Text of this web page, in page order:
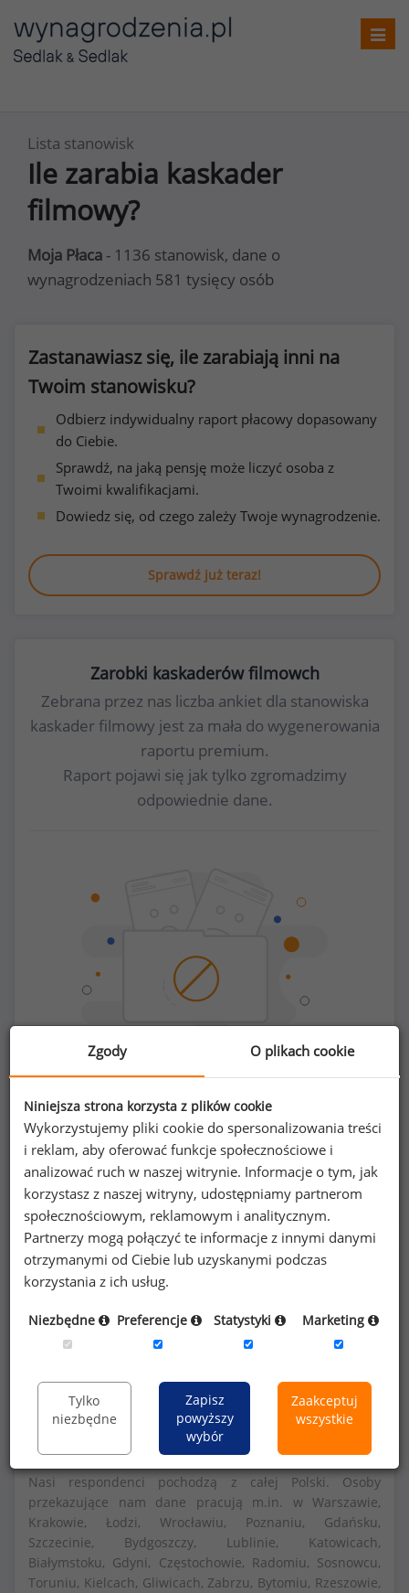
Lista stanowisk
Ile zarabia kaskader
filmowy?
Moja Płaca - 1136 stanowisk, dane o
wynagrodzeniach 581 tysięcy osób
Zastanawiasz się, ile zarabiają inni na
Twoim stanowisku?
Odbierz indywidualny raport płacowy dopasowany
do Ciebie.
Sprawdź, na jaką pensję może liczyć osoba z
Twoimi kwalifikacjami.
Dowiedz się, od czego zależy Twoje wynagrodzenie.
Sprawdź już teraz!
Zarobki kaskaderów filmowch
Zebrana przez nas liczba ankiet dla stanowiska
kaskader filmowy jest za mała do wygenerowania
raportu premium.
Raport pojawi się jak tylko zgromadzimy
odpowiednie dane.
Chcesz porównać swoje zarobki z innymi?
Sprawdź ile powinieneś zarabiać
Szczegółowe dane o wynagrodzeniach na 840
portalu wynagrodzenia.pl
Dowiedz się więcej
Nasi respondenci pochodzą z całej Polski. Osoby
przekazujące nam dane pracują m.in. w Warszawie,
Krakowie, Łodzi, Wrocławiu, Poznaniu, Gdańsku,
Szczecinie, Bydgoszczy, Lublinie, Katowicach,
Białymstoku, Gdyni, Częstochowie, Radomiu, Sosnowcu,
Toruniu, Kielcach, Gliwicach, Zabrzu, Bytomiu, Rzeszowie,
Zgody O plikach cookie
Niniejsza strona korzysta z plików cookie
Wykorzystujemy pliki cookie do spersonalizowania treści
i reklam, aby oferować funkcje społecznościowe i
analizować ruch w naszej witrynie. Informacje o tym, jak
korzystasz z naszej witryny, udostępniamy partnerom
społecznościowym, reklamowym i analitycznym.
Partnerzy mogą połączyć te informacje z innymi danymi
otrzymanymi od Ciebie lub uzyskanymi podczas
korzystania z ich usług.
Niezbędne Preferencje Statystyki Marketing
Tylko
niezbędne
Zapisz
powyższy
wybór
Zaakceptuj
wszystkie